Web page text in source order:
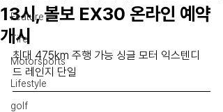
Feature
Tire
Motorsports
Lifestyle
golf
13시, 볼보 EX30 온라인 예약
개시
최대 475km 주행 가능 싱글 모터 익스텐디
드 레인지 단일